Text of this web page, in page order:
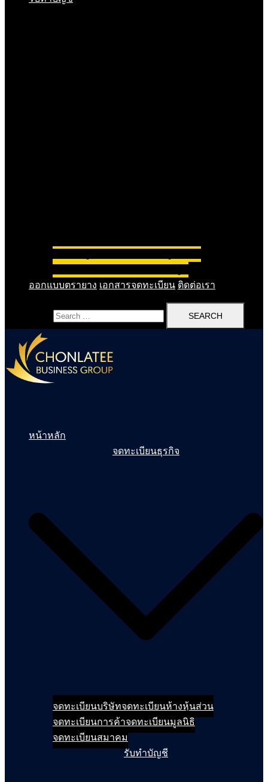
ออกแบบตรายาง เอกสารจดทะเบียน ติดต่อเรา
หน้าหลัก
จดทะเบียนธุรกิจ
จดทะเบียนบริษัทจดทะเบียนห้างหุ้นส่วน
จดทะเบียนการค้าจดทะเบียนมูลนิธิ
จดทะเบียนสมาคม
รับทำบัญชี